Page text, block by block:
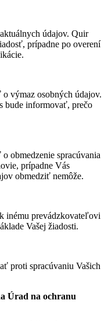
údajov. Quir
prípadne po overení
výmaz osobných údajov.
bude informovať, prečo
obmedzenie spracúvania
prípadne Vás
obmedziť nemôže.
inému prevádzkovateľovi
Vašej žiadosti.
proti spracúvaniu Vašich
Úrad na ochranu